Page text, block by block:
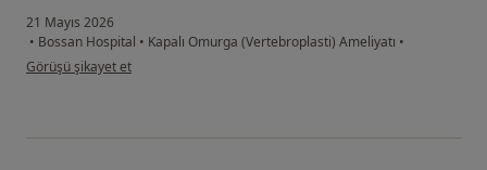
21 Mayıs 2026
• Bossan Hospital • Kapalı Omurga (Vertebroplasti) Ameliyatı •
kullanıcının görüşüne göre y....u
Görüşü şikayet et